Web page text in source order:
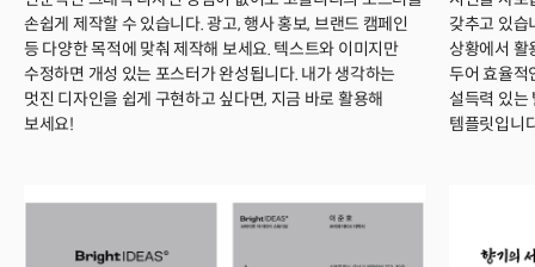
손쉽게 제작할 수 있습니다. 광고, 행사 홍보, 브랜드 캠페인
등 다양한 목적에 맞춰 제작해 보세요. 텍스트와 이미지만
수정하면 개성 있는 포스터가 완성됩니다. 내가 생각하는
멋진 디자인을 쉽게 구현하고 싶다면, 지금 바로 활용해
보세요!
갖추고 있습
상황에서 활
두어 효율적
설득력 있는
템플릿입니